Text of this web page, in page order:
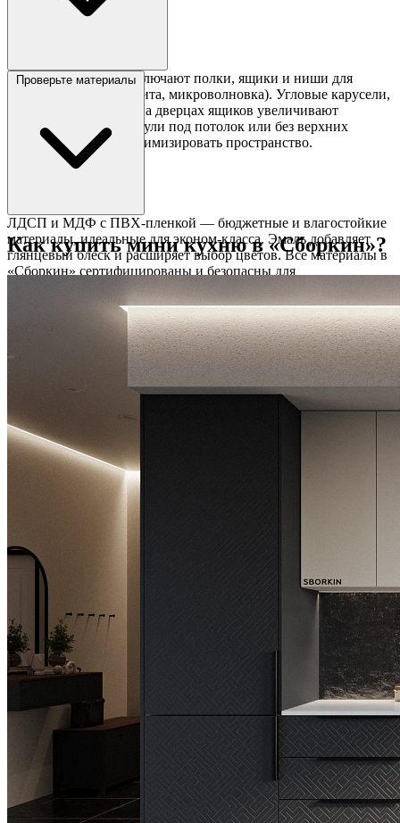
Компактные кухни включают полки, ящики и ниши для
техники (вытяжка, плита, микроволновка). Угловые карусели,
рейлинги или полки на дверцах ящиков увеличивают
вместительность. Модули под потолок или без верхних
шкафов помогают оптимизировать пространство.
Проверьте материалы
ЛДСП и МДФ с ПВХ-пленкой — бюджетные и влагостойкие
материалы, идеальные для эконом-класса. Эмаль добавляет
глянцевый блеск и расширяет выбор цветов. Все материалы в
«Сборкин» сертифицированы и безопасны для
Как купить мини кухню в «Сборкин»?